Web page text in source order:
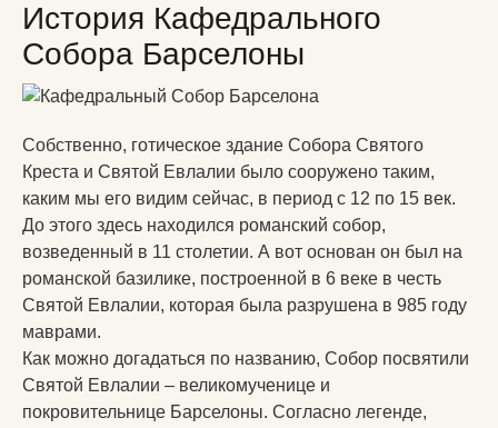
История Кафедрального
Собора Барселоны
Собственно, готическое здание Собора Святого
Креста и Святой Евлалии было сооружено таким,
каким мы его видим сейчас, в период с 12 по 15 век.
До этого здесь находился романский собор,
возведенный в 11 столетии. А вот основан он был на
романской базилике, построенной в 6 веке в честь
Святой Евлалии, которая была разрушена в 985 году
маврами.
Как можно догадаться по названию, Собор посвятили
Святой Евлалии – великомученице и
покровительнице Барселоны. Согласно легенде,